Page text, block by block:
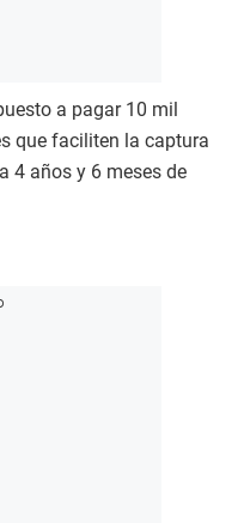
a pagar 10 mil
que faciliten la captura
4 años y 6 meses de